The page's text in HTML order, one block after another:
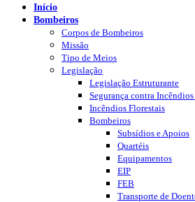
Início
Bombeiros
Corpos de Bombeiros
Missão
Tipo de Meios
Legislação
Legislação Estruturante
Segurança contra
Incêndios Florestais
Bombeiros
Subsídios e Apoios
Quartéis
Equipamentos
EIP
FEB
Transporte de